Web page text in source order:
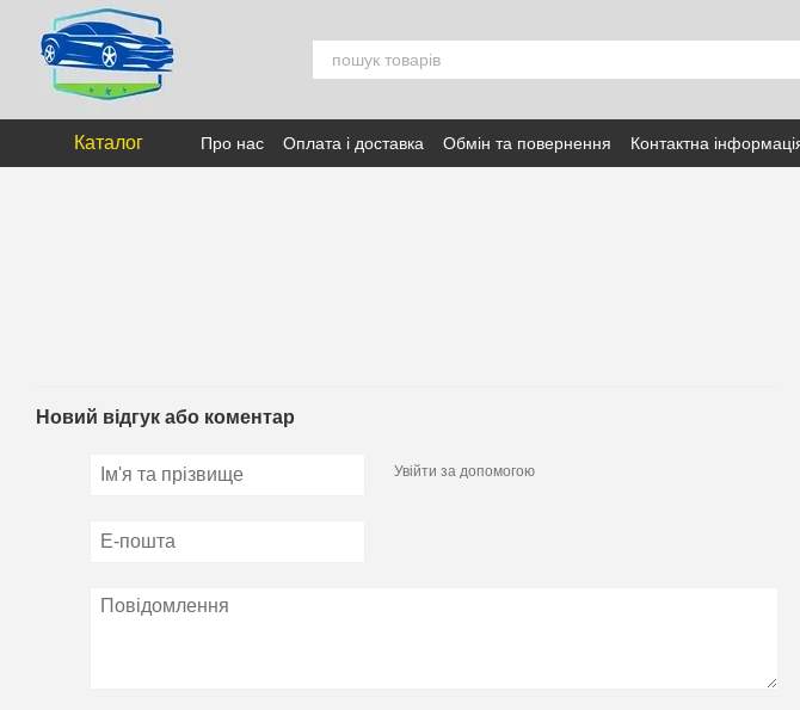
Перейти к основному контенту
Каталог Про нас Оплата і доставка Обмін та повернення Контактна
Новий відгук або коментар
Увійти за допомогою